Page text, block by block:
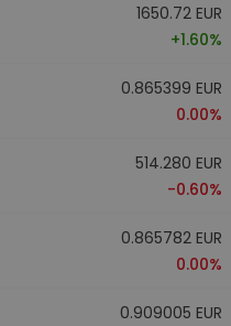
1650.72 EUR
+1.60%
0.865399 EUR
0.00%
514.280 EUR
-0.60%
0.865782 EUR
0.00%
0.909005 EUR